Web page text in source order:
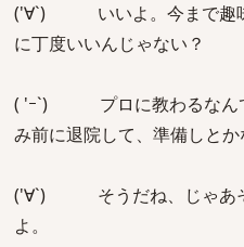
('∀`) いいよ。今まで趣味
に丁度いいんじゃない？
( 'ｰ`) プロに教わるなんて
み前に退院して、準備しとか
('∀`) そうだね、じゃあそ
よ。